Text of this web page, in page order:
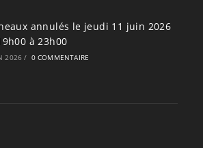
annulés le jeudi 11 juin 2026
à 23h00
2026 / 0 COMMENTAIRE